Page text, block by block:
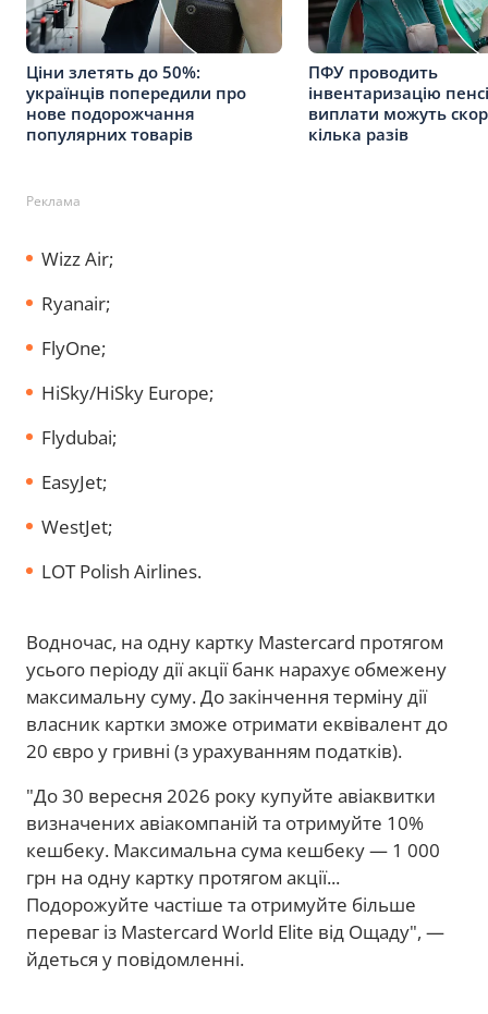
Ціни злетять до 50%:
українців попередили про
нове подорожчання
популярних товарів
ПФУ проводить
інвентаризацію
виплати можуть
кілька разів
Реклама
Wizz Air;
Ryanair;
FlyOne;
HiSky/HiSky Europe;
Flydubai;
EasyJet;
WestJet;
LOT Polish Airlines.
Водночас, на одну картку Mastercard протягом
усього періоду дії акції банк нарахує обмежену
максимальну суму. До закінчення терміну дії
власник картки зможе отримати еквівалент до
20 євро у гривні (з урахуванням податків).
"До 30 вересня 2026 року купуйте авіаквитки
визначених авіакомпаній та отримуйте 10%
кешбеку. Максимальна сума кешбеку — 1 000
грн на одну картку протягом акції...
Подорожуйте частіше та отримуйте більше
переваг із Mastercard World Elite від Ощаду", —
йдеться у повідомленні.